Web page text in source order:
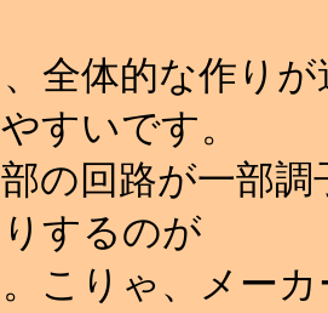
全体的な作り
すいです。
の回路が一部
するのが
こりゃ、メー